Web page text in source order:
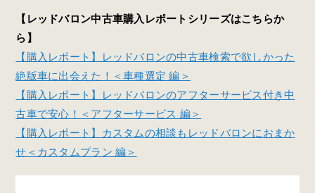
【レッドバロン中古車購入レポートシリーズはこちらか
ら】
【購入レポート】レッドバロンの中古車検索で欲しかった
絶版車に出会えた！＜車種選定 編＞
【購入レポート】レッドバロンのアフターサービス付き中
古車で安心！＜アフターサービス 編＞
【購入レポート】カスタムの相談もレッドバロンにおまか
せ＜カスタムプラン 編＞